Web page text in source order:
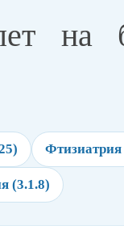
на
Фтизиатрия
(3.1.8)